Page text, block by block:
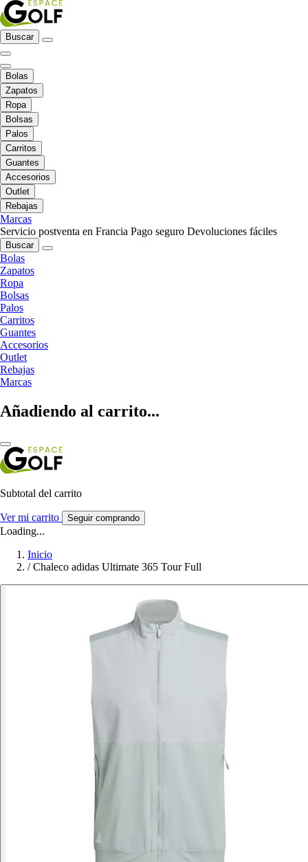
Buscar
Bolas
Zapatos
Ropa
Bolsas
Palos
Carritos
Guantes
Accesorios
Outlet
Rebajas
Marcas
Servicio postventa en Francia Pago seguro Devoluciones fáciles
Buscar
Bolas
Zapatos
Ropa
Bolsas
Palos
Carritos
Guantes
Accesorios
Outlet
Rebajas
Marcas
Añadiendo al carrito...
Subtotal del carrito
Ver mi carrito Seguir comprando
Loading...
Inicio
/ Chaleco adidas Ultimate 365 Tour Full